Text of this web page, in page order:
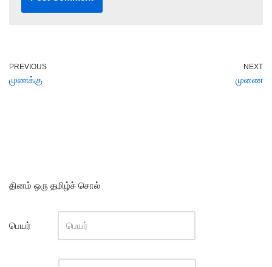
PREVIOUS
முணக்கு
NEXT
முணை
தினம் ஒரு தமிழ்ச் சொல்
பெயர்